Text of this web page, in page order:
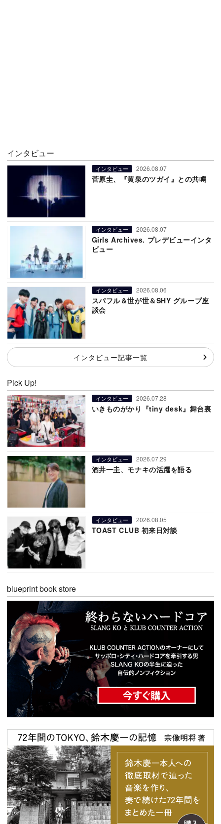
インタビュー
インタビュー 2026.08.07
菅原圭、『黄泉のツガイ』との共鳴
インタビュー 2026.08.07
Girls Archives. プレデビューインタ
ビュー
インタビュー 2026.08.06
スパフル＆世が世＆SHY グループ座
談会
インタビュー記事一覧
Pick Up!
インタビュー 2026.07.28
いきものがかり『tiny desk』舞台裏
インタビュー 2026.07.29
酒井一圭、モナキの活躍を語る
インタビュー 2026.08.05
TOAST CLUB 初来日対談
blueprint book store